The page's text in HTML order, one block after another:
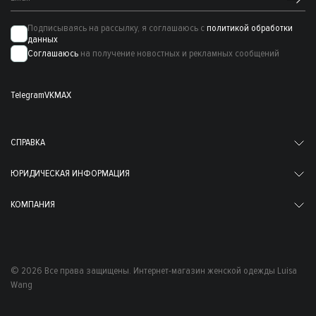
Подписываясь на рассылку, я соглашаюсь с политикой обработки
данных
Соглашаюсь на получение новостных и рекламных сообщений
TelegramVKMAX
СПРАВКА
ЮРИДИЧЕСКАЯ ИНФОРМАЦИЯ
КОМПАНИЯ
© 2026 Все права защищены. Интернет-магазин женской одежды Luisa
Wang